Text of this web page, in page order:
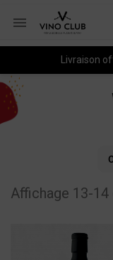

Livraison
Affichage 13-